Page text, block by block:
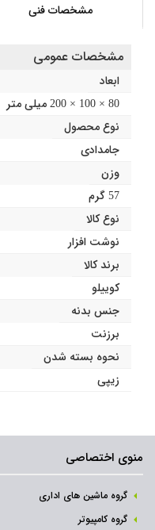
مشخصات فنی
مشخصات عمومی
ابعاد
80 × 100 × 200 میلی متر
نوع محصول
جامدادی
وزن
57 گرم
نوع کالا
نوشت افزار
برند کالا
کوییلو
جنس بدنه
برزنت
نحوه بسته شدن
زیپی
منوی اختصاصی
گروه ماشین های اداری
گروه کامپیوتر